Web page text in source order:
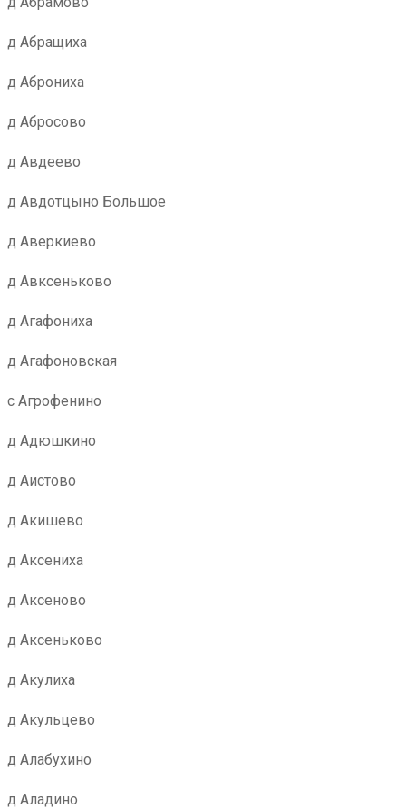
д Абращиха
д Аброниха
д Абросово
д Авдеево
д Авдотцыно Большое
д Аверкиево
д Авксеньково
д Агафониха
д Агафоновская
с Агрофенино
д Адюшкино
д Аистово
д Акишево
д Аксениха
д Аксеново
д Аксеньково
д Акулиха
д Акульцево
д Алабухино
д Аладино